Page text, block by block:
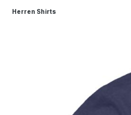
Herren Shirts